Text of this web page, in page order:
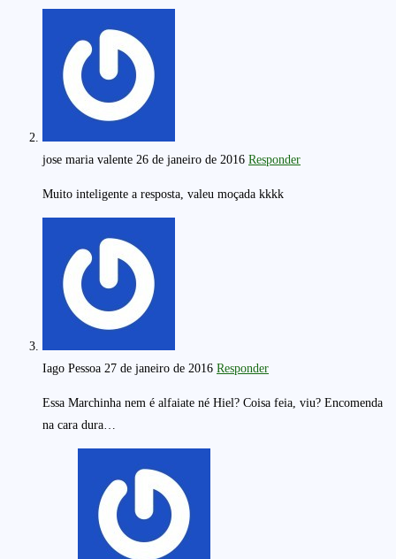
jose maria valente 26 de janeiro de 2016 Responder
Muito inteligente a resposta, valeu moçada kkkk
Iago Pessoa 27 de janeiro de 2016 Responder
Essa Marchinha nem é alfaiate né Hiel? Coisa feia, viu? Encomenda
na cara dura…